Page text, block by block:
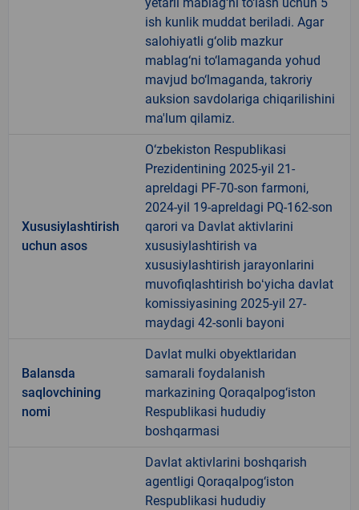
ish kunlik muddat beriladi. Agar
salohiyatli g‘olib mazkur
mablag‘ni to‘lamaganda yohud
mavjud bo‘lmaganda, takroriy
auksion savdolariga chiqarilishini
ma'lum qilamiz.
Xususiylashtirish
uchun asos
O‘zbekiston Respublikasi
Prezidentining 2025-yil 21-
apreldagi PF-70-son farmoni,
2024-yil 19-apreldagi PQ-162-son
qarori va Davlat aktivlarini
xususiylashtirish va
xususiylashtirish jarayonlarini
muvofiqlashtirish boʻyicha davlat
komissiyasining 2025-yil 27-
maydagi 42-sonli bayoni
Balansda
saqlovchining
nomi
Davlat mulki obyektlaridan
samarali foydalanish
markazining Qoraqalpog‘iston
Respublikasi hududiy
boshqarmasi
Davlat aktivlarini boshqarish
agentligi Qoraqalpog‘iston
Respublikasi hududiy